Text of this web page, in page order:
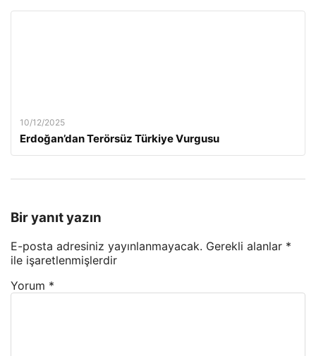
10/12/2025
Erdoğan’dan Terörsüz Türkiye Vurgusu
Bir yanıt yazın
E-posta adresiniz yayınlanmayacak. Gerekli alanlar *
ile işaretlenmişlerdir
Yorum *